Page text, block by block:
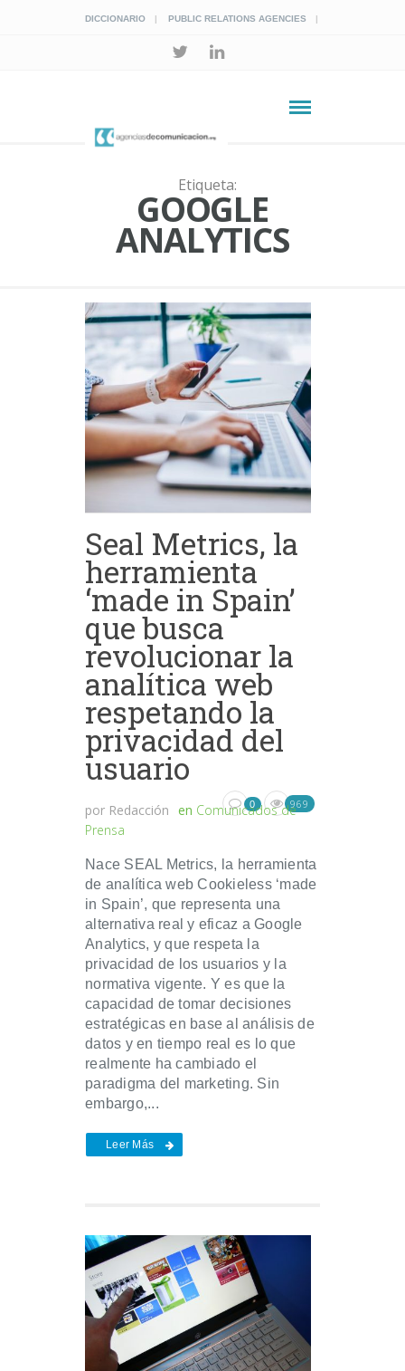
DICCIONARIO PUBLIC RELATIONS AGENCIES
Etiqueta:
GOOGLE
ANALYTICS
Seal Metrics, la
herramienta
‘made in Spain’
que busca
revolucionar la
analítica web
respetando la
privacidad del
usuario
por Redacción en Comunicados de
Prensa
0 969
Nace SEAL Metrics, la herramienta
de analítica web Cookieless ‘made
in Spain’, que representa una
alternativa real y eficaz a Google
Analytics, y que respeta la
privacidad de los usuarios y la
normativa vigente. Y es que la
capacidad de tomar decisiones
estratégicas en base al análisis de
datos y en tiempo real es lo que
realmente ha cambiado el
paradigma del marketing. Sin
embargo,...
Leer Más